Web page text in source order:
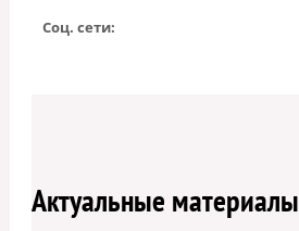
Соц. сети:
Актуальные материалы